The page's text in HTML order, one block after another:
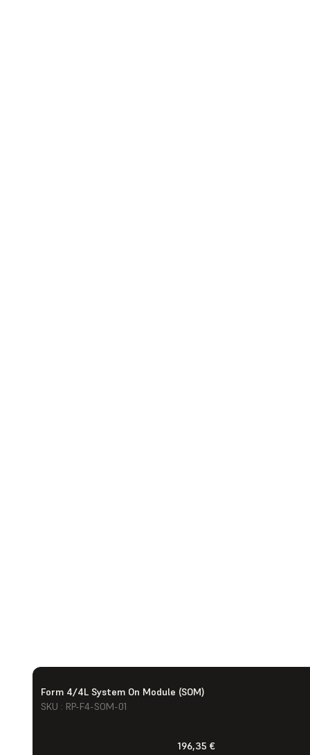
Form 4/4L System On Module (SOM)
SKU : RP-F4-SOM-01
196,35 €